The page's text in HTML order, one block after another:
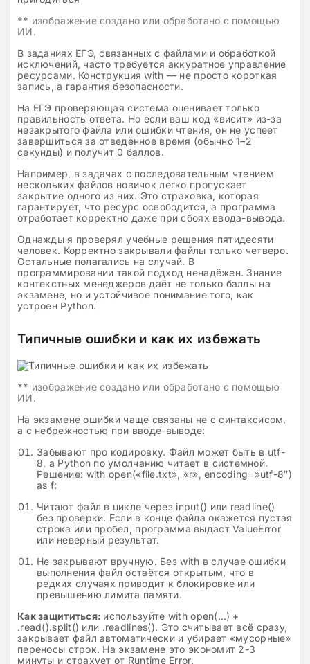
** изображение создано или обработано с помощью
ИИ.
В заданиях ЕГЭ, связанных с файлами и обработкой
исключений, часто требуется аккуратное управление
ресурсами. Конструкция with — не просто короткая
запись, а гарантия безопасности.
На ЕГЭ проверяющая система оценивает только
правильность ответа. Но если ваш код «висит» из-за
незакрытого файла или ошибки чтения, он не успеет
завершиться за отведённое время (обычно 1–2
секунды) и получит 0 баллов.
Например, в задачах с последовательным чтением
нескольких файлов новичок легко пропускает
закрытие одного из них. Это страховка, которая
гарантирует, что ресурс освободится, а программа
отработает корректно даже при сбоях ввода-вывода.
Однажды я проверял учебные решения пятидесяти
человек. Корректно закрывали файлы только четверо.
Остальные полагались на случай. В
программировании такой подход ненадёжен. Знание
контекстных менеджеров даёт не только баллы на
экзамене, но и устойчивое понимание того, как
устроен Python.
Типичные ошибки и как их избежать
** изображение создано или обработано с помощью
ИИ.
На экзамене ошибки чаще связаны не с синтаксисом,
а с небрежностью при вводе-выводе:
Забывают про кодировку. Файл может быть в utf-
8, а Python по умолчанию читает в системной.
Решение: with open(«file.txt», «r», encoding=»utf-8″)
as f:
Читают файл в цикле через input() или readline()
без проверки. Если в конце файла окажется пустая
строка или пробел, программа выдаст ValueError
или неверный результат.
Не закрывают вручную. Без with в случае ошибки
выполнения файл остаётся открытым, что в
редких случаях приводит к блокировке или
превышению лимита памяти.
Как защититься: используйте with open(…) +
.read().split() или .readlines(). Это считывает всё сразу,
закрывает файл автоматически и убирает «мусорные»
переносы строк. На экзамене это экономит 2-3
минуты и страхует от Runtime Error.